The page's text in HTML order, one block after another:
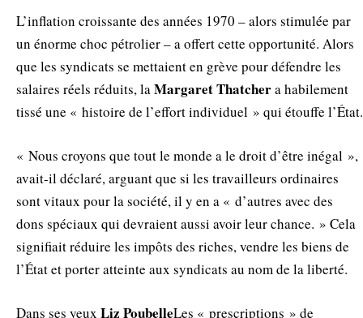
L’inflation croissante des années 1970 – alors stimulée par
un énorme choc pétrolier – a offert cette opportunité. Alors
que les syndicats se mettaient en grève pour défendre les
salaires réels réduits, laMargaretThatchera habilement
tissé une « histoire de l’effort individuel » qui étouffe l’État.
« Nous croyons que tout le monde a le droit d’être inégal »,
avait-il déclaré, arguant que si les travailleurs ordinaires
sont vitaux pour la société, il y en a « d’autres avec des
dons spéciaux qui devraient aussi avoir leur chance. » Cela
signifiait réduire les impôts des riches, vendre les biens de
l’État et porter atteinte aux syndicats au nom de la liberté.
Dans ses yeux Liz PoubelleLes « prescriptions » de